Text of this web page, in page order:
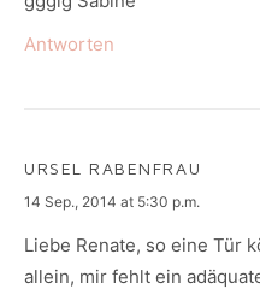
Antworten
URSEL RABENFRAU
says:
14 Sep., 2014 at 5:30 p.m.
Liebe Renate, so eine Tür
allein, mir fehlt ein